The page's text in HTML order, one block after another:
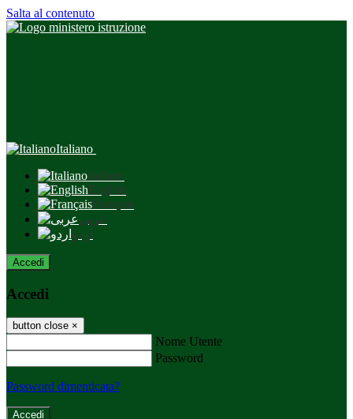
Salta al contenuto
Italiano
Italiano
English
Français
عربى
اردو
Accedi
Accedi
button close ×
Nome Utente
Password
Password dimenticata?